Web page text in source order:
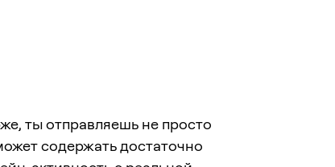
ты отправляешь не просто
содержать достаточно